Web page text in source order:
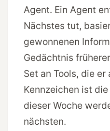
Agent. Ein Agent
Nächstes tut,
gewonnenen
Gedächtnis
Set an Tools, die er
Kennzeichen ist
dieser Woche
nächsten.